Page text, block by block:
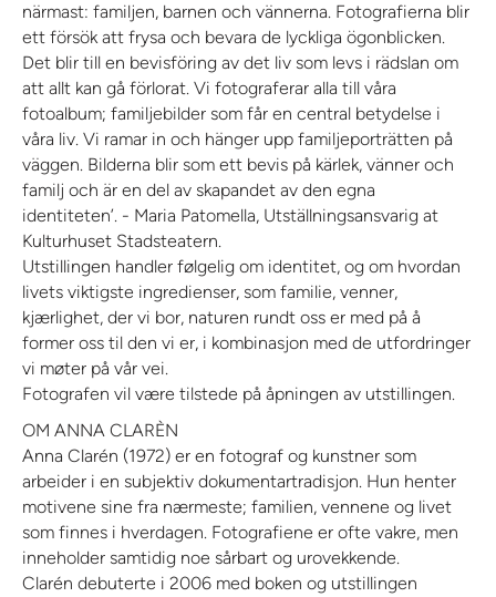
närmast: familjen, barnen och vännerna. Fotografierna blir
ett försök att frysa och bevara de lyckliga ögonblicken.
Det blir till en bevisföring av det liv som levs i rädslan om
att allt kan gå förlorat. Vi fotograferar alla till våra
fotoalbum; familjebilder som får en central betydelse i
våra liv. Vi ramar in och hänger upp familjeporträtten på
väggen. Bilderna blir som ett bevis på kärlek, vänner och
familj och är en del av skapandet av den egna
identiteten’. - Maria Patomella, Utställningsansvarig at
Kulturhuset Stadsteatern.
Utstillingen handler følgelig om identitet, og om hvordan
livets viktigste ingredienser, som familie, venner,
kjærlighet, der vi bor, naturen rundt oss er med på å
former oss til den vi er, i kombinasjon med de utfordringer
vi møter på vår vei.
Fotografen vil være tilstede på åpningen av utstillingen.
OM ANNA CLARÈN
Anna Clarén (1972) er en fotograf og kunstner som
arbeider i en subjektiv dokumentartradisjon. Hun henter
motivene sine fra nærmeste; familien, vennene og livet
som finnes i hverdagen. Fotografiene er ofte vakre, men
inneholder samtidig noe sårbart og urovekkende.
Clarén debuterte i 2006 med boken og utstillingen